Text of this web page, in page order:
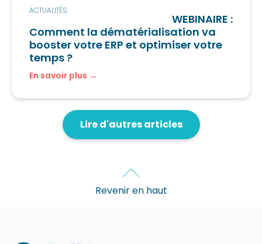
ACTUALITÉS
WEBINAIRE :
Comment la dématérialisation va
booster votre ERP et optimiser votre
temps ?
En savoir plus
Lire d'autres articles
Revenir en haut